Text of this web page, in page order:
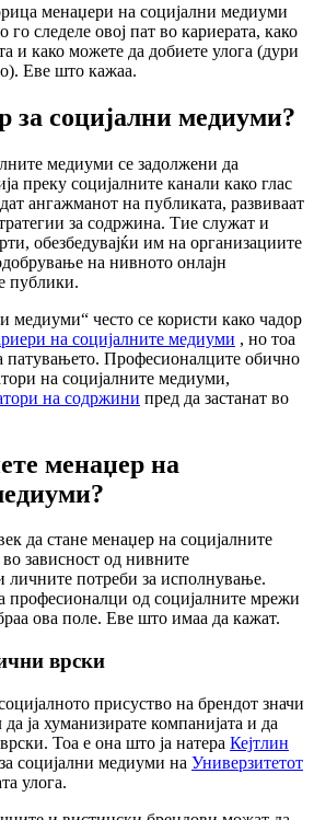
менаџери на социјални медиуми
следеле овој пат во кариерата, како
и како можете да добиете улога (дури
Еве што кажаа.
за социјални медиуми?
медиуми се задолжени да
преку социјалните канали како глас
ангажманот на публиката, развиваат
за содржина. Тие служат и
обезбедувајќи им на организациите
на нивното онлајн
публики.
медиуми“ често се користи како чадор
на социјалните медиуми , но тоа
патувањето. Професионалците обично
на социјалните медиуми,
на содржини пред да застанат во
менаџер на
да стане менаџер на социјалните
зависност од нивните
потреби за исполнување.
професионалци од социјалните мрежи
ова поле. Еве што имаа да кажат.
врски
присуство на брендот значи
ја хуманизирате компанијата и да
Тоа е она што ја натера Кејтлин
социјални медиуми на Универзитетот
улога.